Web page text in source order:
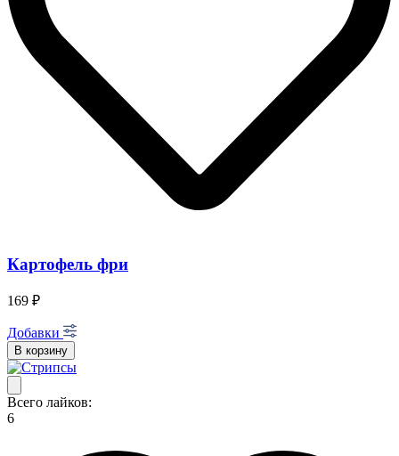
Картофель фри
169 ₽
Добавки
В корзину
Всего лайков:
6